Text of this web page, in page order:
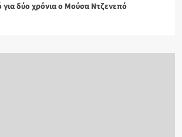
για δύο χρόνια ο Μούσα Ντζενεπό